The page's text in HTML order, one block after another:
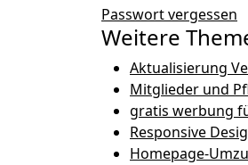
Passwort vergessen
Weitere
Aktualisierung
Mitglieder und
gratis werbung
Responsive
Homepage-